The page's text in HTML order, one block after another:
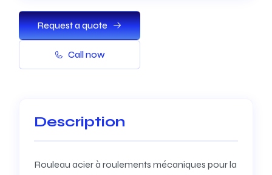
Request a quote
Call now
Description
Rouleau acier à roulements mécaniques pour la